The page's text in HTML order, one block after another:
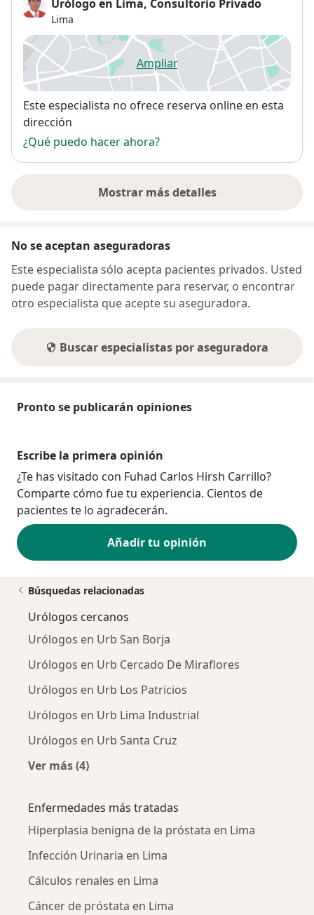
Urólogo en Lima, Consultorio Privado
Lima
Ampliarse abre en una nueva
Disponibilidad
Este especialista no ofrece reserva online en esta
dirección
¿Qué puedo hacer ahora?
Mostrar más detalles
sobre la dirección
No se aceptan aseguradoras
Este especialista sólo acepta pacientes privados. Usted
puede pagar directamente para reservar, o encontrar
otro especialista que acepte su aseguradora.
Buscar especialistas por aseguradora
Pronto se publicarán opiniones
Escribe la primera opinión
¿Te has visitado con Fuhad Carlos Hirsh Carrillo?
Comparte cómo fue tu experiencia. Cientos de
pacientes te lo agradecerán.
Añadir tu opinión
Búsquedas relacionadas
Urólogos cercanos
Urólogos en Urb San Borja
Urólogos en Urb Cercado De Miraflores
Urólogos en Urb Los Patricios
Urólogos en Urb Lima Industrial
Urólogos en Urb Santa Cruz
Ver más (4)
Enfermedades más tratadas
Hiperplasia benigna de la próstata en Lima
Infección Urinaria en Lima
Cálculos renales en Lima
Cáncer de próstata en Lima